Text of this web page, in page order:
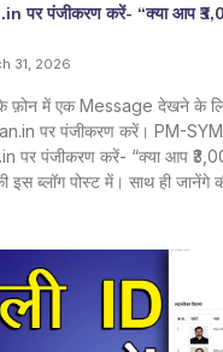
पर पंजीकरण करें- “क्या आप
31, 2026
फ़ोन में एक Message देखने के
पर पंजीकरण करें। PM-
पर पंजीकरण करें- “क्या आप
इस ब्लॉग पोस्ट में। साथ ही जानेंगे